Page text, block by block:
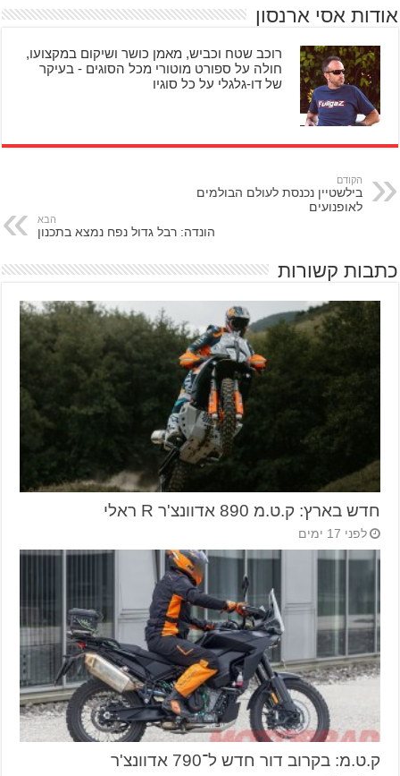
אודות אסי ארנסון
רוכב שטח וכביש, מאמן כושר ושיקום במקצועו,
חולה על ספורט מוטורי מכל הסוגים - בעיקר
של דו-גלגלי על כל סוגיו
הקודם
בילשטיין נכנסת לעולם הבולמים
לאופנועים
הבא
הונדה: רבל גדול נפח נמצא בתכנון
כתבות קשורות
חדש בארץ: ק.ט.מ 890 אדוונצ'ר R ראלי
לפני 17 ימים
ק.ט.מ: בקרוב דור חדש ל־790 אדוונצ'ר